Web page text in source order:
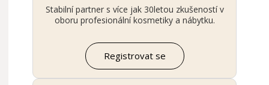
Stabilní partner s více jak 30letou zkušeností v
oboru profesionální kosmetiky a nábytku.
Registrovat se